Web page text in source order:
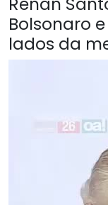
Bolsonaro
lados da